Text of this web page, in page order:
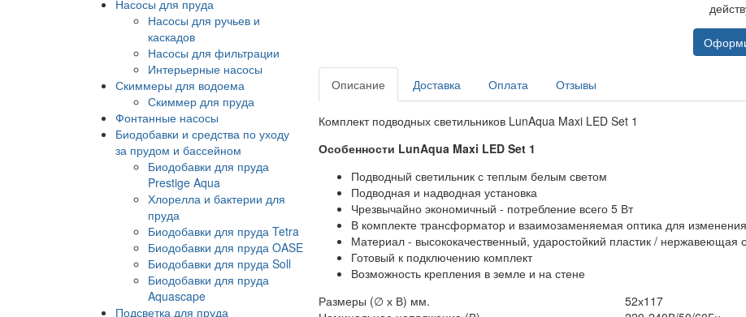
Насосы для пруда
Насосы для ручьев и
каскадов
Насосы для фильтрации
Интерьерные насосы
Скиммеры для водоема
Скиммер для пруда
Фонтанные насосы
Биодобавки и средства по уходу
за прудом и бассейном
Биодобавки для пруда
Prestige Aqua
Хлорелла и бактерии для
пруда
Биодобавки для пруда Tetra
Биодобавки для пруда OASE
Биодобавки для пруда Soll
Биодобавки для пруда
Aquascape
Подсветка для пруда
Описание Доставка Оплата Отзывы
Комплект подводных светильников LunAqua Maxi LED Set 1
Особенности LunAqua Maxi LED Set 1
Подводный светильник с теплым белым светом
Подводная и надводная установка
Чрезвычайно экономичный - потребление всего 5 Вт
В комплекте трансформатор и взаимозаменяемая оптика для
Материал - высококачественный, ударостойкий пластик / нержавеющая
Готовый к подключению комплект
Возможность крепления в земле и на стене
Размеры (∅ х В) мм.
52х117